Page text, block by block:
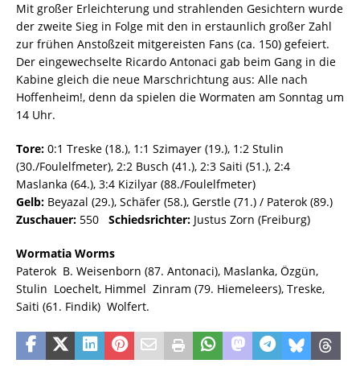
Mit großer Erleichterung und strahlenden Gesichtern wurde
der zweite Sieg in Folge mit den in erstaunlich großer Zahl
zur frühen Anstoßzeit mitgereisten Fans (ca. 150) gefeiert.
Der eingewechselte Ricardo Antonaci gab beim Gang in die
Kabine gleich die neue Marschrichtung aus: Alle nach
Hoffenheim!, denn da spielen die Wormaten am Sonntag um
14 Uhr.
Tore: 0:1 Treske (18.), 1:1 Szimayer (19.), 1:2 Stulin
(30./Foulelfmeter), 2:2 Busch (41.), 2:3 Saiti (51.), 2:4
Maslanka (64.), 3:4 Kizilyar (88./Foulelfmeter)
Gelb: Beyazal (29.), Schäfer (58.), Gerstle (71.) / Paterok (89.)
Zuschauer: 550 Schiedsrichter: Justus Zorn (Freiburg)
Wormatia Worms
Paterok  B. Weisenborn (87. Antonaci), Maslanka, Özgün,
Stulin  Loechelt, Himmel  Zinram (79. Hiemeleers), Treske,
Saiti (61. Findik)  Wolfert.